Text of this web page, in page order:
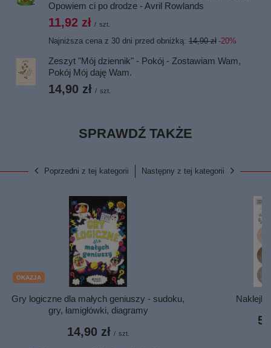
Opowiem ci po drodze - Avril Rowlands
11,92 zł / szt.
Najniższa cena z 30 dni przed obniżką: 14,90 zł -20%
Zeszyt "Mój dziennik" - Pokój - Zostawiam Wam,
Pokój Mój daję Wam.
14,90 zł / szt.
SPRAWDŹ TAKŻE
Poprzedni z tej kategorii Następny z tej kategorii
OKAZJA
Gry logiczne dla małych geniuszy - sudoku,
gry, łamigłówki, diagramy
14,90 zł / szt.
Naklejki